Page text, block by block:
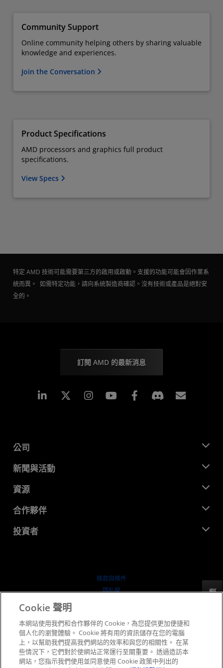
Community Support
Online community helping others by sharing valuable
knowledge and experiences.
Join the Conversation
Product Specifications
AMD processors and graphics full product
specifications.
View Specs
特定 AMD 技術可能需要第三方的啟用或啟動。支援的功能可能會因作業系
統而異。 如需特定功能，請向系統製造商確認。沒有技術或產品是絕對安
全的。
訂閱 AMD 的最新消息
Linkedin Instagram Facebook
公司
關於 AMD
企業責任
招聘
聯絡我們
新聞與活動
新聞室
媒體庫
資源
開發者中心
案例研究
合作夥伴
AMD 合作夥伴中心
投資者
行情走勢
條款與條件
隱私權
公平公開競爭
英國稅務策略
Cookie 政策
Cookie 設定
反馈
Cookie 聲明
本網站使用我們和合作夥伴的 Cookie，為您提供更加便捷和
個人化的瀏覽體驗。 Cookie 將有用的資訊儲存在您的電腦
上，以幫助我們提高我們網站的效率和與您的相關性。 在某
些情況下，它們對於使網站正常運行至關重要。 透過造訪本
網站，您指示我們使用並同意使用 Cookie 政策中列出的